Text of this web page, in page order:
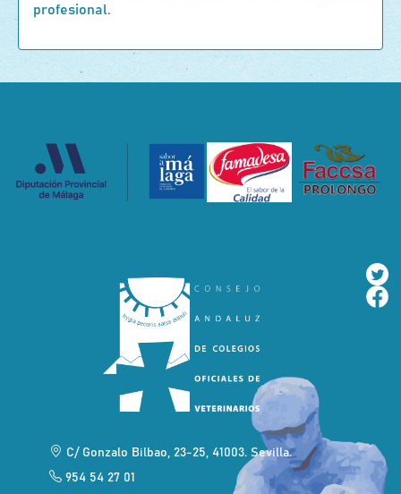
profesional.
C/ Gonzalo Bilbao, 23-25, 41003. Sevilla.
954 54 27 01